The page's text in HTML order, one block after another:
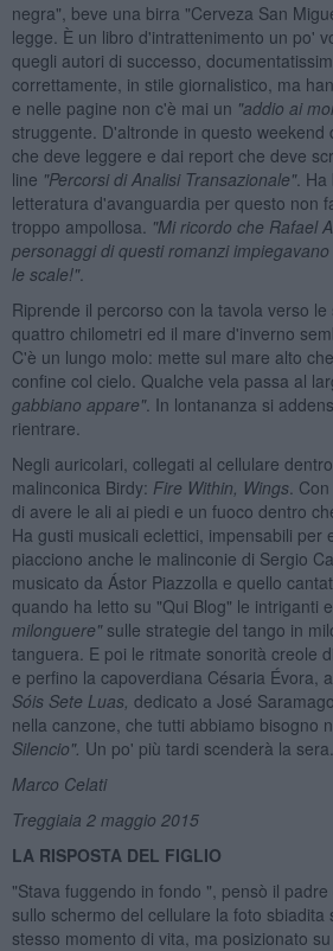
negra", beve una birra "Cerveza San
legge. È un libro d'intrattenimento un po'
quegli autori di successo,
correttamente, in stile giornalistico, ma
e nelle pagine non c'è mai un "addio ai
struggente. D'altronde in questo weekend
che deve leggere e dai report che deve
line "Percorsi di Analisi Transazionale". Ha
letteratura d'avanguardia per questo non
troppo ampollosa. "Mi ricordo che Rafael
personaggi di questi romanzi
le scale!".
Riprende il percorso con la tavola verso
quattro chilometri ed il mare d'inverno
C'è un lungo molo: mette sul mare alto
confine col cielo. Qualche vela passa al
gabbiano appare". In lontananza si
rientrare.
Negli auricolari, collegati al cellulare
malinconica Birdy: Fire Within, Wings.
di avere le ali ai piedi e un fuoco dentro
Ha gusti musicali eclettici, impensabili per
piacciono anche le malinconie di Sergio
musicato da Ástor Piazzolla e quello
quando ha letto su "Qui Blog" le intriganti
milonguere"sulle strategie del tango in
tanguera. E poi le ritmate sonorità creole
e perfino la capoverdiana Césaria Évora,
Sóis Sete Luas, dedicato a José
nella canzone, che tutti abbiamo bisogno
Silencio". Un po' più tardi scenderà la sera.
Marco Celati
Treggiaia 2 maggio 2015
LA RISPOSTA DEL FIGLIO
"Stava fuggendo in fondo ", pensò il
sullo schermo del cellulare la foto sbiadita
stesso momento di vita, ma posizionato